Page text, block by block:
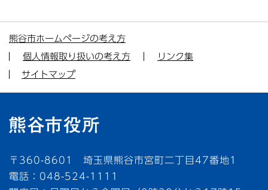
熊谷市ホームページの考え方
個人情報取り扱いの考え方
リンク集
サイトマップ
〒360-8601 埼玉県熊谷市宮町二丁目47番地1
電話：048-524-1111